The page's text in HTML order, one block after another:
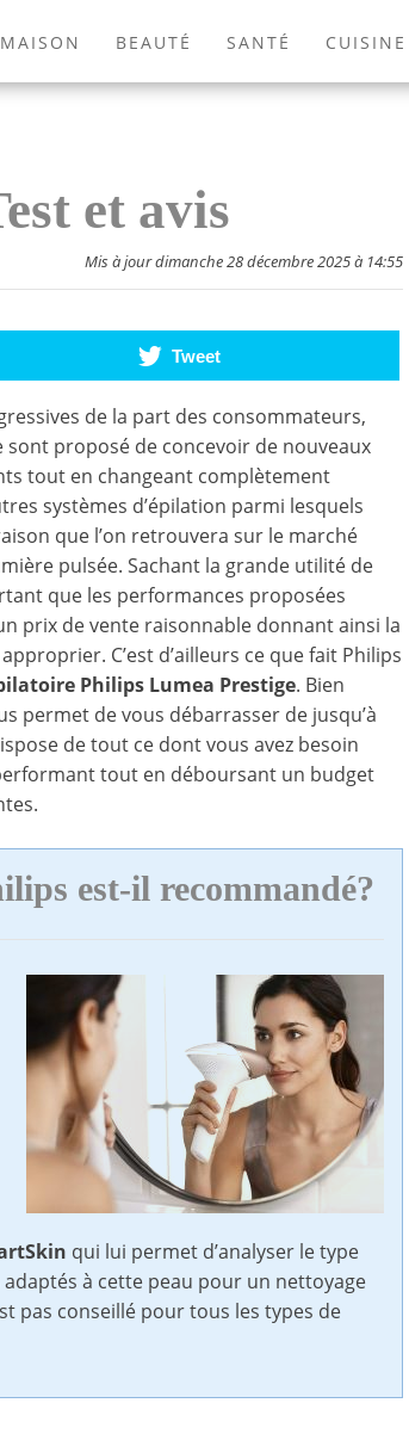
MAISON BEAUTÉ SANTÉ CUISINE
ANIMAUX JEUX VIDÉOS LIVRES
et avis
Mis à jour dimanche 28 décembre 2025 à 14:55
Tweet
de la part des consommateurs,
proposé de concevoir de nouveaux
tout en changeant complètement
systèmes d’épilation parmi lesquels
que l’on retrouvera sur le marché
pulsée. Sachant la grande utilité de
que les performances proposées
prix de vente raisonnable donnant ainsi la
C’est d’ailleurs ce que fait Philips
Philips Lumea Prestige. Bien
permet de vous débarrasser de jusqu’à
de tout ce dont vous avez besoin
tout en déboursant un budget
est-il recommandé?
qui lui permet d’analyser le type
à cette peau pour un nettoyage
pas conseillé pour tous les types de